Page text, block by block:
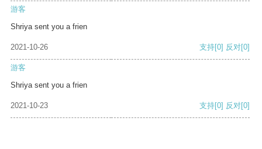
游客
Shriya sent you a frien
2021-10-26 支持[0] 反对[0]
游客
Shriya sent you a frien
2021-10-23 支持[0] 反对[0]